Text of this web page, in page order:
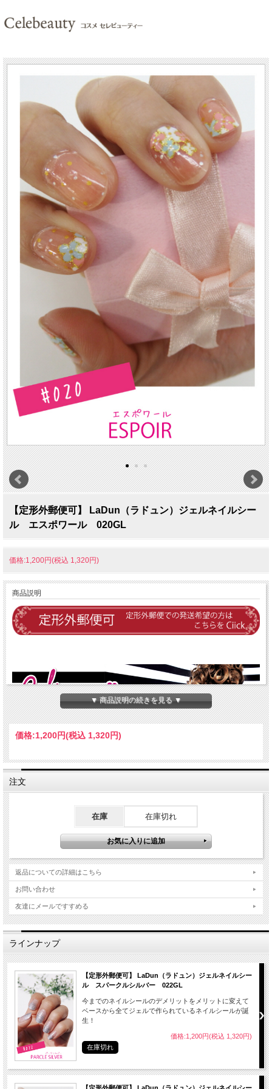
【定形外郵便可】 LaDun（ラドュン）ジェルネイルシー
ル エスポワール 020GL
価格:1,200円(税込 1,320円)
商品説明
▼ 商品説明の続きを見る ▼
価格:1,200円(税込 1,320円)
注文
在庫 在庫切れ
返品についての詳細はこちら
お問い合わせ
友達にメールですすめる
ラインナップ
【定形外郵便可】 LaDun（ラドュン）ジェルネイルシー
ル スパークルシルバー 022GL
今までのネイルシールのデメリットをメリットに変えて
ベースから全てジェルで作られているネイルシールが誕
生！
価格:1,200円(税込 1,320円)
在庫切れ